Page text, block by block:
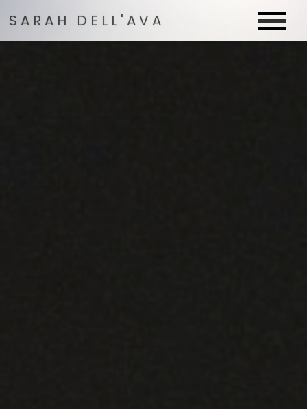
SARAH DELL'AVA
SARAH DELL'AVA